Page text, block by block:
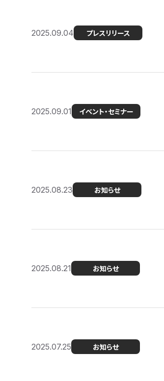
2025.09.04 プレスリリース
2025.09.01 イベント・セミナー
2025.08.23 お知らせ
2025.08.21 お知らせ
2025.07.25 お知らせ